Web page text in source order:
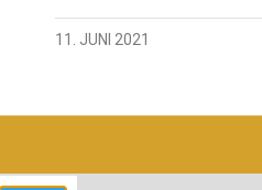
11. JUNI 2021